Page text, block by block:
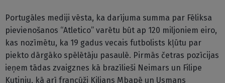
Portugāles mediji vēsta, ka darījuma summa par Fēliksa
pievienošanos “Atletico” varētu būt ap 120 miljoniem eiro,
kas nozīmētu, ka 19 gadus vecais futbolists kļūtu par
piekto dārgāko spēlētāju pasaulē. Pirmās četras pozīcijas
ieņem tādas zvaigznes kā brazīlieši Neimars un Filipe
Kutinju, kā arī francūži Kiljans Mbapē un Usmans